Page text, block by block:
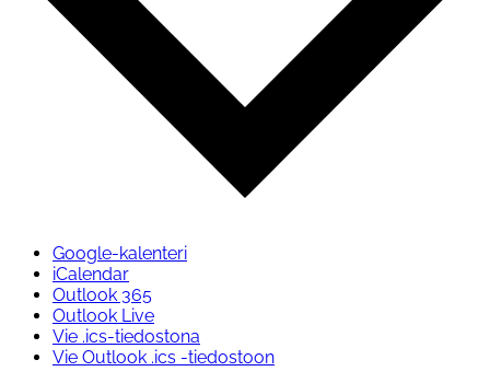
Google-kalenteri
iCalendar
Outlook 365
Outlook Live
Vie .ics-tiedostona
Vie Outlook .ics -tiedostoon